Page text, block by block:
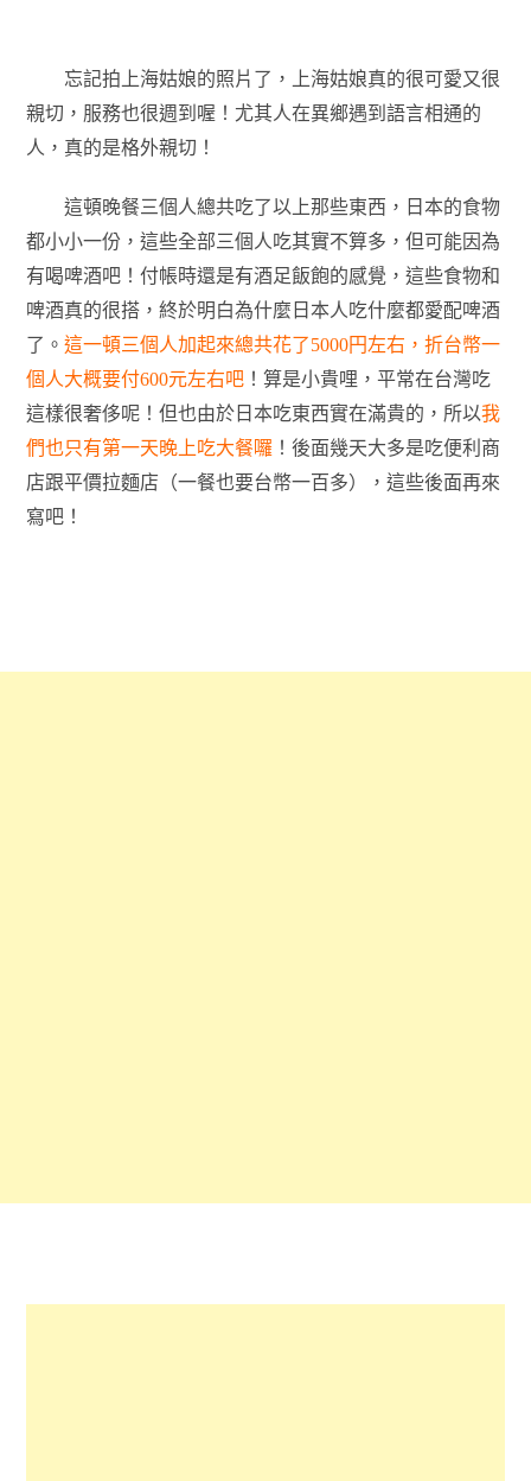
忘記拍上海姑娘的照片了，上海姑娘真的很可愛又很
親切，服務也很週到喔！尤其人在異鄉遇到語言相通的
人，真的是格外親切！
這頓晚餐三個人總共吃了以上那些東西，日本的食物
都小小一份，這些全部三個人吃其實不算多，但可能因為
有喝啤酒吧！付帳時還是有酒足飯飽的感覺，這些食物和
啤酒真的很搭，終於明白為什麼日本人吃什麼都愛配啤酒
了。 這一頓三個人加起來總共花了5000円左右，折台幣一
個人大概要付600元左右吧！算是小貴哩，平常在台灣吃
這樣很奢侈呢！但也由於日本吃東西實在滿貴的，所以我
們也只有第一天晚上吃大餐囉！後面幾天大多是吃便利商
店跟平價拉麵店（一餐也要台幣一百多），這些後面再來
寫吧！